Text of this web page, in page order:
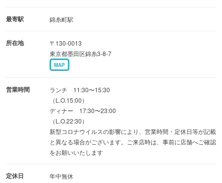
最寄駅 錦糸町駅
所在地
〒130-0013
東京都墨田区錦糸3-8-7
MAP
営業時間
ランチ 11:30〜15:30
（L.O.15:00）
ディナー 17:30〜23:00
（L.O.22:30）
新型コロナウイルスの影響により、営業時間・定休日等が記載
と異なる場合がございます。ご来店時は、事前に店舗へご確認
をお願いいたします
定休日 年中無休